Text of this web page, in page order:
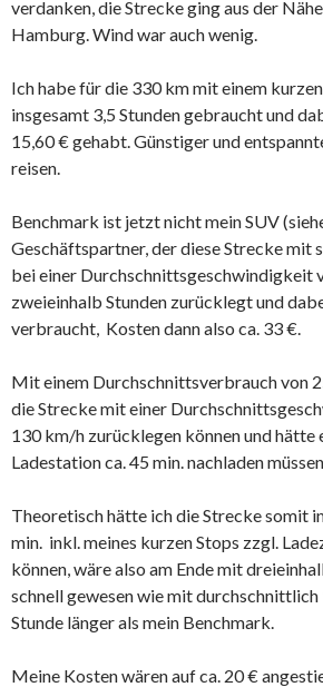
verdanken, die Strecke ging aus der
Hamburg. Wind war auch wenig.
Ich habe für die 330 km mit einem
insgesamt 3,5 Stunden gebraucht und
15,60 € gehabt. Günstiger und
reisen.
Benchmark ist jetzt nicht mein SUV
Geschäftspartner, der diese Strecke mit
bei einer Durchschnittsgeschwindigkeit
zweieinhalb Stunden zurücklegt und
verbraucht, Kosten dann also ca. 33 €.
Mit einem Durchschnittsverbrauch von
die Strecke mit einer
130 km/h zurücklegen können und hätte
Ladestation ca. 45 min. nachladen müssen.
Theoretisch hätte ich die Strecke somit
min. inkl. meines kurzen Stops zzgl.
können, wäre also am Ende mit
schnell gewesen wie mit
Stunde länger als mein Benchmark.
Meine Kosten wären auf ca. 20 €